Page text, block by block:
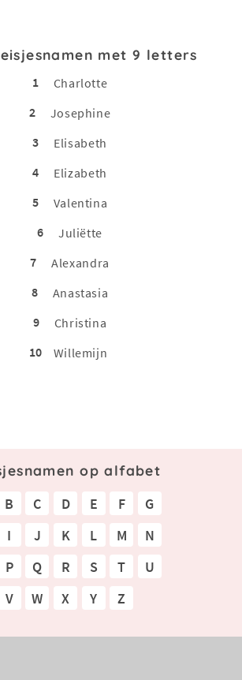
met 9 letters
1
Charlotte
2
Josephine
3
Elisabeth
4
Elizabeth
5
Valentina
6
Juliëtte
7
Alexandra
8
Anastasia
9
Christina
10
Willemijn
op alfabet
B C D E F
G
I J K L M
N
P Q R S T
U
V
W X Y Z